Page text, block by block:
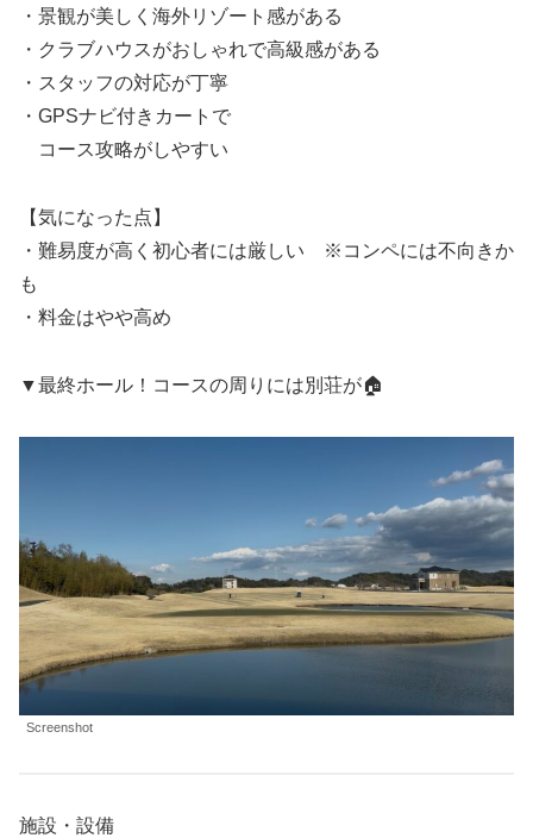
・景観が美しく海外リゾート感がある
・クラブハウスがおしゃれで高級感がある
・スタッフの対応が丁寧
・GPSナビ付きカートで
コース攻略がしやすい
【気になった点】
・難易度が高く初心者には厳しい ※コンペには不向きか
も
・料金はやや高め
▼最終ホール！コースの周りには別荘が🏠
Screenshot
施設・設備